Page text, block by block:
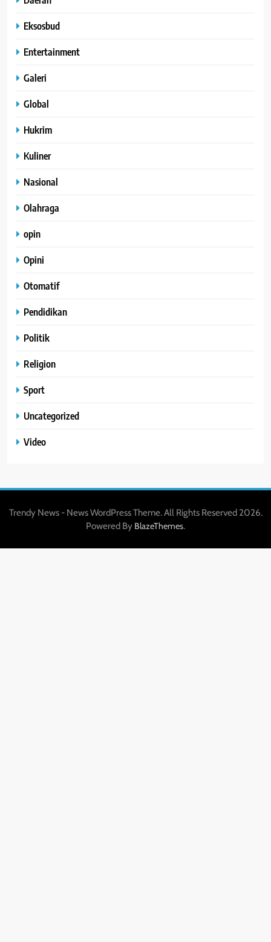
Eksosbud
Entertainment
Galeri
Global
Hukrim
Kuliner
Nasional
Olahraga
opin
Opini
Otomatif
Pendidikan
Politik
Religion
Sport
Uncategorized
Video
Trendy News - News WordPress Theme. All Rights Reserved 2026.
Powered By BlazeThemes.